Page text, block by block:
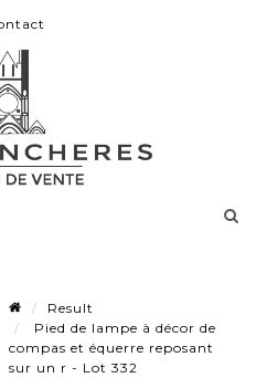
Result
Pied de lampe à décor de
compas et équerre reposant
sur un r - Lot 332